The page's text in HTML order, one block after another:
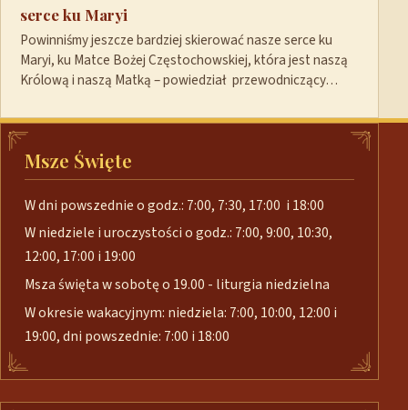
serce ku Maryi
Powinniśmy jeszcze bardziej skierować nasze serce ku
Maryi, ku Matce Bożej Częstochowskiej, która jest naszą
Królową i naszą Matką – powiedział przewodniczący…
Msze Święte
W dni powszednie o godz.: 7:00, 7:30, 17:00 i 18:00
W niedziele i uroczystości o godz.: 7:00, 9:00, 10:30,
12:00, 17:00 i 19:00
Msza święta w sobotę o 19.00 - liturgia niedzielna
W okresie wakacyjnym: niedziela: 7:00, 10:00, 12:00 i
19:00, dni powszednie: 7:00 i 18:00